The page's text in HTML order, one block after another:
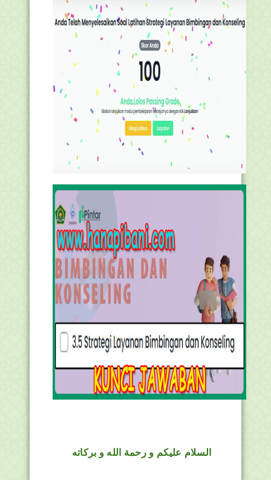
السلام عليكم و رحمة الله و بركاته